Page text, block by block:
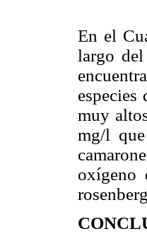
En el
largo
especies
muy
mg/l
oxígeno